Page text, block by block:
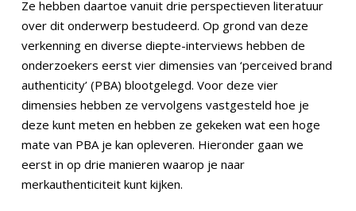
Ze hebben daartoe vanuit drie perspectieven literatuur
over dit onderwerp bestudeerd. Op grond van deze
verkenning en diverse diepte-interviews hebben de
onderzoekers eerst vier dimensies van ‘perceived brand
authenticity’ (PBA) blootgelegd. Voor deze vier
dimensies hebben ze vervolgens vastgesteld hoe je
deze kunt meten en hebben ze gekeken wat een hoge
mate van PBA je kan opleveren. Hieronder gaan we
eerst in op drie manieren waarop je naar
merkauthenticiteit kunt kijken.